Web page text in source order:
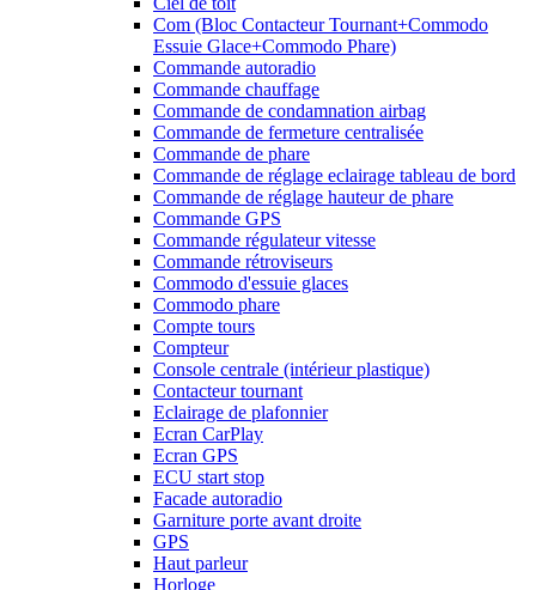
Com (Bloc Contacteur Tournant+Commodo
Essuie Glace+Commodo Phare)
Commande autoradio
Commande chauffage
Commande de condamnation airbag
Commande de fermeture centralisée
Commande de phare
Commande de réglage eclairage tableau de bord
Commande de réglage hauteur de phare
Commande GPS
Commande régulateur vitesse
Commande rétroviseurs
Commodo d'essuie glaces
Commodo phare
Compte tours
Compteur
Console centrale (intérieur plastique)
Contacteur tournant
Eclairage de plafonnier
Ecran CarPlay
Ecran GPS
ECU start stop
Facade autoradio
Garniture porte avant droite
GPS
Haut parleur
Horloge